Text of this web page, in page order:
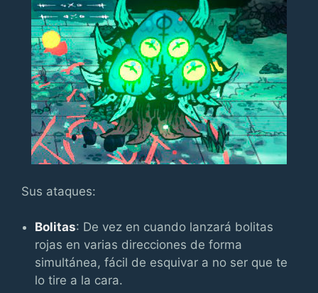
Sus ataques:
Bolitas: De vez en cuando lanzará bolitas
rojas en varias direcciones de forma
simultánea, fácil de esquivar a no ser que te
lo tire a la cara.